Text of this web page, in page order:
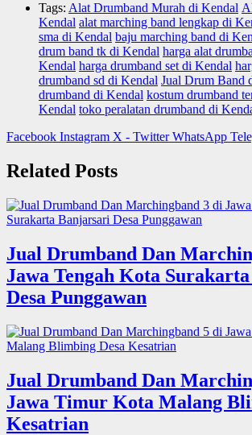
Tags: Alat Drumband Murah di Kendal
Kendal alat marching band lengkap di
sma di Kendal baju marching band di
drum band tk di Kendal harga alat
Kendal harga drumband set di Kendal
drumband sd di Kendal Jual Drum Band
drumband di Kendal kostum drumband
Kendal toko peralatan drumband di
Facebook Instagram X - Twitter WhatsApp
Related Posts
Jual Drumband Dan
Jawa Tengah Kota
Desa Punggawan
Jual Drumband Dan
Jawa Timur Kota Malang
Kesatrian